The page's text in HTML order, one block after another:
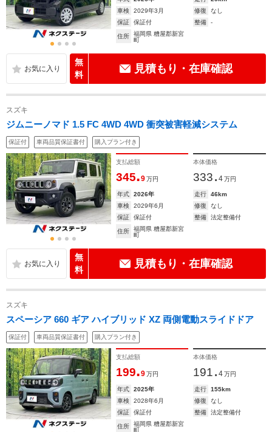
車検
2029年3月 修復
なし
保証
保証付 整備 -
住所
福岡県 糟屋郡新宮
町
無
料
見積もり・在庫確認
スズキ
ジムニーノマド 1.5 FC 4WD 4WD 衝突被害軽減システム
保証付 車両品質保証書付 購入プラン付き
支払総額
345.9 万円
本体価格
333. 4 万円
年式 2026年 走行
46km
車検
2029年6月 修復
なし
保証
保証付 整備 法定整備付
住所
福岡県 糟屋郡新宮
町
無
料
見積もり・在庫確認
スズキ
スペーシア 660 ギア ハイブリッド XZ 両側電動スライドドア
保証付 車両品質保証書付 購入プラン付き
支払総額
199.9 万円
本体価格
191. 4 万円
年式 2025年 走行
155km
車検
2028年6月 修復
なし
保証
保証付 整備 法定整備付
住所
福岡県 糟屋郡新宮
町